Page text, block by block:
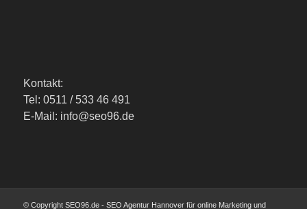
Kontakt:
Tel: 0511 / 533 46 491
E-Mail: info@seo96.de
© Copyright SEO96.de - SEO Agentur Hannover für online Marketing und